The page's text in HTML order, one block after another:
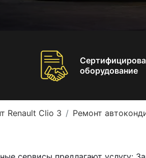
оборудование
Renault Clio 3 Ремонт